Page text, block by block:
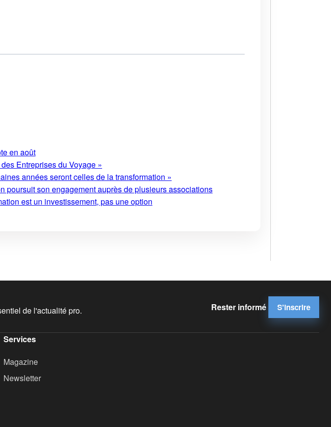
en août
Entreprises du Voyage »
années seront celles de la transformation »
poursuit son engagement auprès de plusieurs associations
est un investissement, pas une option
de l'actualité pro. Rester informé S'inscrire
Services
Magazine
Newsletter